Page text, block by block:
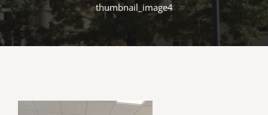
thumbnail_image4